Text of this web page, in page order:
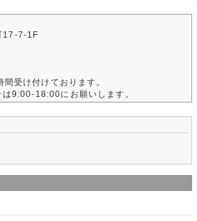
17-7-1F
間受け付けております。
は9:00-18:00にお願いします。